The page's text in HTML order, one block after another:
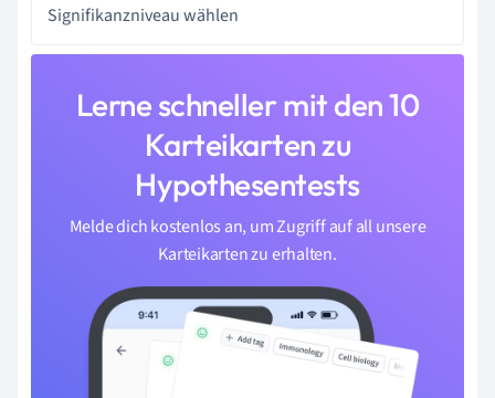
Signifikanzniveau wählen
Lerne schneller mit den 10
Karteikarten zu
Hypothesentests
Melde dich kostenlos an, um Zugriff auf all unsere
Karteikarten zu erhalten.